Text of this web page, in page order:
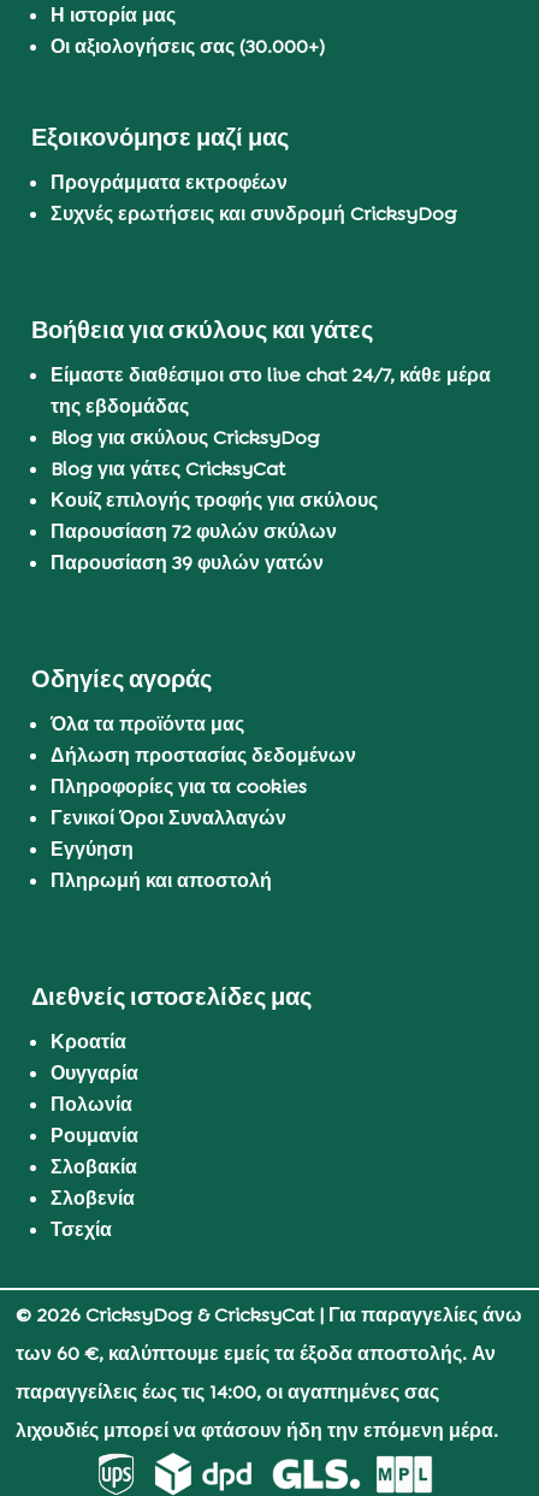
Η ιστορία μας
Οι αξιολογήσεις σας (30.000+)
Εξοικονόμησε μαζί μας
Προγράμματα εκτροφέων
Συχνές ερωτήσεις και συνδρομή CricksyDog
Βοήθεια για σκύλους και γάτες
Είμαστε διαθέσιμοι στο live chat 24/7, κάθε μέρα
της εβδομάδας
Blog για σκύλους CricksyDog
Blog για γάτες CricksyCat
Κουίζ επιλογής τροφής για σκύλους
Παρουσίαση 72 φυλών σκύλων
Παρουσίαση 39 φυλών γατών
Οδηγίες αγοράς
Όλα τα προϊόντα μας
Δήλωση προστασίας δεδομένων
Πληροφορίες για τα cookies
Γενικοί Όροι Συναλλαγών
Εγγύηση
Πληρωμή και αποστολή
Διεθνείς ιστοσελίδες μας
Κροατία
Ουγγαρία
Πολωνία
Ρουμανία
Σλοβακία
Σλοβενία
Τσεχία
© 2026 CricksyDog & CricksyCat| Για παραγγελίες άνω
των 60 €, καλύπτουμε εμείς τα έξοδα αποστολής. Αν
παραγγείλεις έως τις 14:00, οι αγαπημένες σας
λιχουδιές μπορεί να φτάσουν ήδη την επόμενη μέρα.